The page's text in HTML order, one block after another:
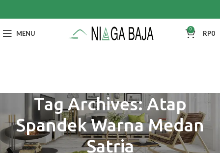
MENU 0 RP0
Tag Archives: Atap
Spandek Warna Medan
Satria